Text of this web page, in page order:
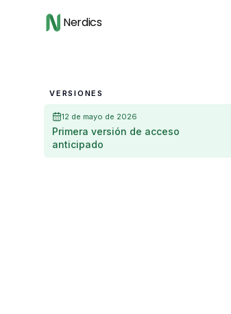
Nerdics
VERSIONES
12 de mayo de 2026
Primera versión de acceso
anticipado